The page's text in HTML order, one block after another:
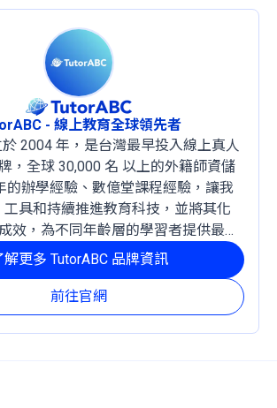
- 線上教育全球領先者
於 2004 年，是台灣最早投入線上真人
，全球 30,000 名 以上的外籍師資儲
的辦學經驗、數億堂課程經驗，讓我
工具和持續推進教育科技，並將其化
效，為不同年齡層的學習者提供最穩
路徑。
前往官網
解更多 TutorABC 品牌資訊